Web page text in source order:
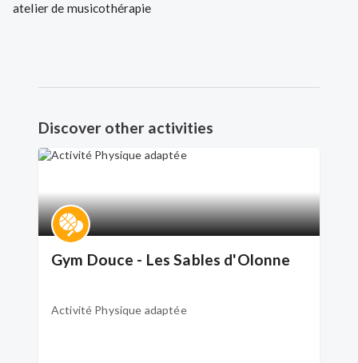
atelier de musicothérapie
Discover other activities
Gym Douce - Les Sables d'Olonne
Activité Physique adaptée